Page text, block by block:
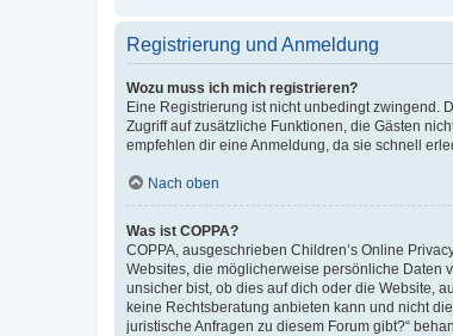
Registrierung und Anmeldung
Wozu muss ich mich registrieren?
Eine Registrierung ist nicht unbedingt zwingend.
Zugriff auf zusätzliche Funktionen, die Gästen
empfehlen dir eine Anmeldung, da sie schnell
Nach oben
Was ist COPPA?
COPPA, ausgeschrieben Children’s Online
Websites, die möglicherweise persönliche Daten
unsicher bist, ob dies auf dich oder die Website,
keine Rechtsberatung anbieten kann und nicht
juristische Anfragen zu diesem Forum gibt?“